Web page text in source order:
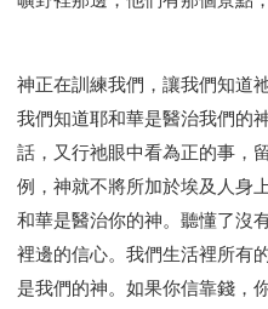
神正在訓練我們，讓我們知道
我們知道耶和華是醫治我們的
話，又行祂眼中看為正的事，
例，神就不將所加於埃及人身
和華是醫治你的神。聽懂了沒
裡邊的信心。我們生活裡所有
是我們的神。如果你信靠錢，